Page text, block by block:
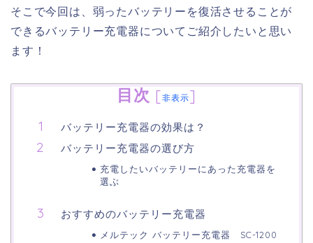
そこで今回は、弱ったバッテリーを復活させることが
できるバッテリー充電器についてご紹介したいと思い
ます！
目次 [非表示]
バッテリー充電器の効果は？
バッテリー充電器の選び方
充電したいバッテリーにあった充電器を
選ぶ
おすすめのバッテリー充電器
メルテック バッテリー充電器 SC-1200